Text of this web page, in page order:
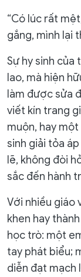
“Có lúc rất
gắng, mình lại
Sự hy sinh của
lao, mà hiện
làm được sửa
viết kín trang
muộn, hay
sinh giải tỏa
lẽ, không đòi
sắc đến hành
Với nhiều giáo
khen hay
học trò: một
tay phát biểu;
diễn đạt mạch